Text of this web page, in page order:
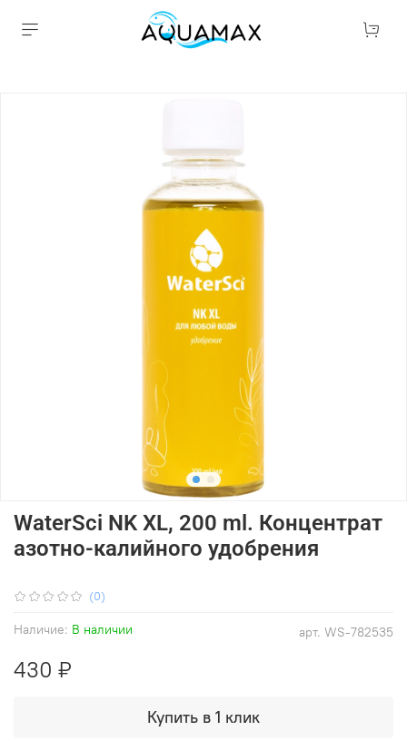
(0)
арт. WS-782535
Наличие: В наличии
WaterSci NK XL, 200 ml. Концентрат
азотно-калийного удобрения
430 ₽
Купить в 1 клик